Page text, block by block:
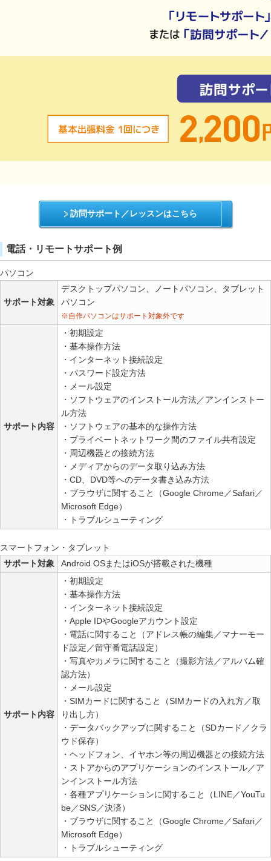
訪問サポート／レッスンはこちら
電話・リモートサポート例
パソコン
サポート対象
デスクトップパソコン、ノートパソコン、タブレット
パソコン
※自作パソコンはサポート対象外です
サポート内容
・初期設定
・基本操作方法
・インターネット接続設定
・パスワード設定方法
・メール設定
・ソフトウェアのインストール方法／アンインストー
ル方法
・ソフトウェアの基本的な操作方法
・プライベートネットワーク間のファイル共有設定
・周辺機器との接続方法
・メディアからのデータ取り込み方法
・CD、DVD等へのデータ書き込み方法
・ブラウザに関すること（Google Chrome／Safari／
Microsoft Edge）
・トラブルシューティング
スマートフォン・タブレット
サポート対象
Android OSまたはiOSが搭載された機種
サポート内容
・初期設定
・基本操作方法
・インターネット接続設定
・Apple IDやGoogleアカウント設定
・電話に関すること（アドレス帳の編集／マナーモー
ド設定／留守番電話設定）
・写真やカメラに関すること（撮影方法／アルバム確
認方法）
・メール設定
・SIMカードに関すること（SIMカードの入れ方／取
り出し方）
・データバックアップに関すること（SDカード／クラ
ウド保存）
・ヘッドフォン、イヤホン等の周辺機器との接続方法
・ストアからのアプリケーションのインストール／ア
ンインストール方法
・各種アプリケーションに関すること（LINE／YouTu
be／SNS／決済）
・ブラウザに関すること（Google Chrome／Safari／
Microsoft Edge）
・トラブルシューティング